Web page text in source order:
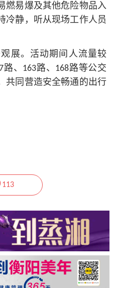
燃易爆及其他危险物品入
冷静，听从现场工作人员
展。活动期间人流量较
、163路、168路等公交
共同营造安全畅通的出行
113